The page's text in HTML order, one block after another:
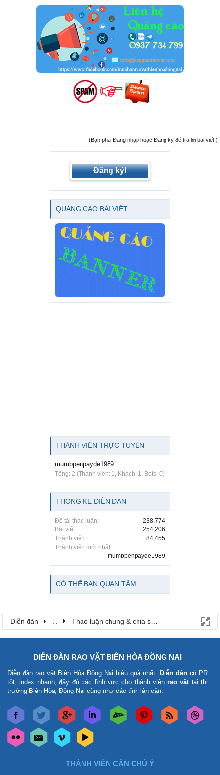
(Bạn phải Đăng nhập hoặc Đăng ký để trả lời bài viết.)
Đăng ký!
QUẢNG CÁO BÀI VIẾT
THÀNH VIÊN TRỰC TUYẾN
mumbpenpayde1989
Tổng: 2 (Thành viên: 1, Khách: 1, Bots: 0)
THỐNG KÊ DIỄN ĐÀN
Đề tài thảo luận:
238,774
Bài viết:
254,206
Thành viên:
84,455
Thành viên mới nhất:
mumbpenpayde1989
CÓ THỂ BẠN QUAN TÂM
Diễn đàn Thảo luận chung & chia sẻ kinh nghiệm
DIỄN ĐÀN RAO VẶT BIÊN HÒA ĐỒNG NAI
Diễn đàn rao vặt Biên Hòa Đồng Nai hiệu quả nhất. Diễn đàn có PR
tốt, index nhanh, đầy đủ các lĩnh vực cho thành viên rao vặt tại thị
trường Biên Hòa, Đồng Nai cũng như các tỉnh lân cận.
THÀNH VIÊN CẦN CHÚ Ý